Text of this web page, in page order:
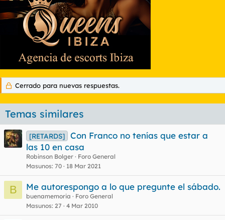
Cerrado para nuevas respuestas.
Temas similares
[RETARDS]
Con Franco no tenías que estar a
las 10 en casa
Robinson Bolger
Foro General
Masunos 70 18 Mar 2021
B Me autorespongo a lo que pregunte el sábado.
buenamemoria
Foro General
Masunos 27 4 Mar 2010